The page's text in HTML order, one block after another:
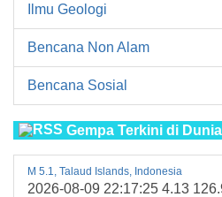
Ilmu Geologi
Bencana Non Alam
Bencana Sosial
Gempa Terkini di Dunia
M 5.1, Talaud Islands, Indonesia
2026-08-09 22:17:25 4.13